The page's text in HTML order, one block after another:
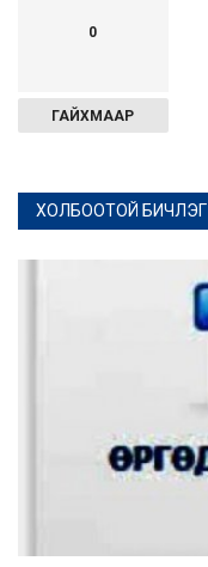
0
ГАЙХМААР
ХОЛБООТОЙ БИЧЛЭГ